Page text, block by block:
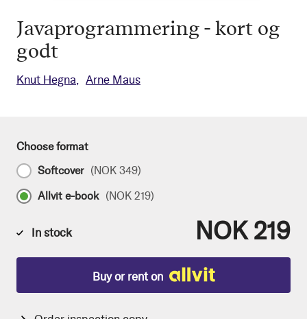
Javaprogrammering - kort og
godt
Knut Hegna Arne Maus
Choose format
Softcover (NOK 349)
Allvit e-book (NOK 219)
In stock NOK 219
Buy or rent on